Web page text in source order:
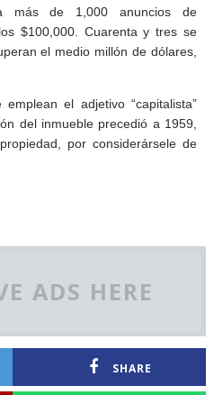
más de 1,000 anuncios de
$100,000. Cuarenta y tres se
el medio millón de dólares,
el adjetivo “capitalista”
del inmueble precedió a 1959,
por considerársele de
ADS HERE
SHARE